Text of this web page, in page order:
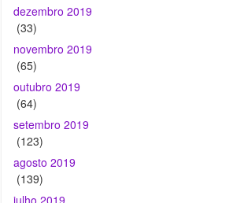
outubro 2019
(64)
setembro 2019
(123)
agosto 2019
(139)
julho 2019
(141)
junho 2019
(161)